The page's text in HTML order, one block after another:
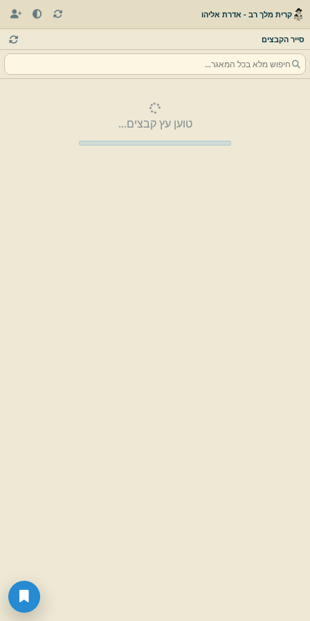
קרית מלך רב - אדרת אליהו
סייר הקבצים
טוען עץ קבצים...